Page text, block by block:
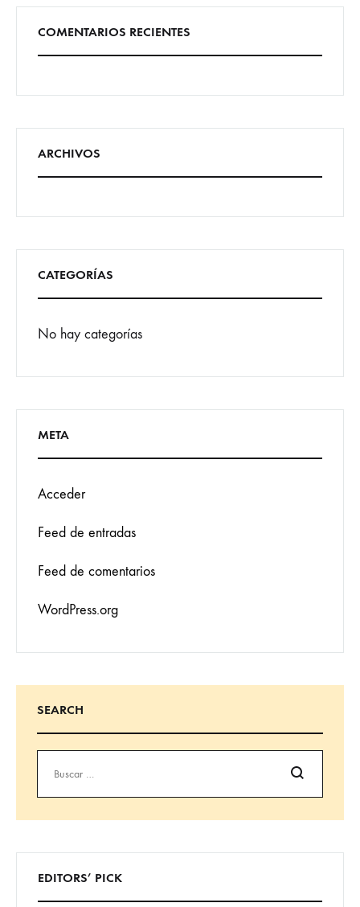
COMENTARIOS RECIENTES
ARCHIVOS
CATEGORÍAS
No hay categorías
META
Acceder
Feed de entradas
Feed de comentarios
WordPress.org
SEARCH
Buscar
EDITORS’ PICK